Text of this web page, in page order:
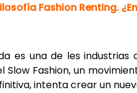
Fashion Renting.
es una de les
Slow Fashion, un
intenta crear un